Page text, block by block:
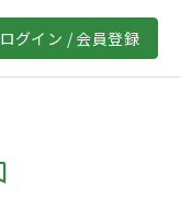
ログイン / 会員登録